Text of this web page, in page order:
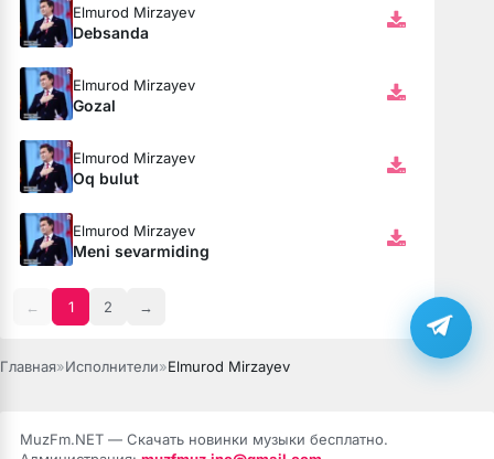
Elmurod Mirzayev
Debsanda
Elmurod Mirzayev
Gozal
Elmurod Mirzayev
Oq bulut
Elmurod Mirzayev
Meni sevarmiding
← 1 2 →
Главная»Исполнители»Elmurod Mirzayev
MuzFm.NET — Скачать новинки музыки бесплатно.